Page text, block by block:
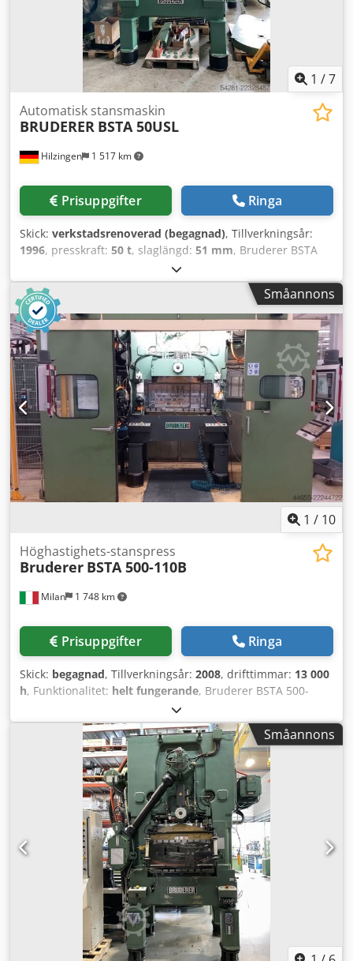
1 /7
Hilzingen 1 517 km
Automatisk stansmaskin
BRUDERER BSTA 50USL
Prisuppgifter Ringa
Skick: verkstadsrenoverad (begagnad), Tillverkningsår:
1996, presskraft: 50 t, slaglängd: 51 mm, Bruderer BSTA
50USL, - Bord 1100 mm - Maskinen är under renovering
och har fått en ny styrning. - Matningen kan väljas mellan
BBV eller servo. Kontakta oss för en detaljerad offert!
Crodpfx Ajzlqgioi Tef
Småannons
1 / 10
Milan 1 748 km
Höghastighets-stanspress
Bruderer BSTA 500-110B
Prisuppgifter Ringa
Skick: begagnad, Tillverkningsår: 2008, drifttimmar: 13 000
h, Funktionalitet: helt fungerande, Bruderer BSTA 500-
110B är en Schweiz-tillverkad högvarvspress med 500 kN
presskraft. Maskinen är utrustad med en BSV 75T dubbla
servodrivning för exakt tvåbanig bandmatning och når upp
till 750 slag per minut. Styrningen sker via en B2-
pekskärm. Nominell kraft: 500 kN (50 ton) Tillverkningsår:
2008 Slagtal: 100–750 slag/min (variabelt) Justerbar
slaglängd: 19 / 25 / 34 / 43 / 51 / 57 / 64 mm Stödsjustering:
64 mm Pressbordets mått: 1080 x 650 mm Styrning: B2,
IPC-baserad pekskärmsstyrning för press, programmerbart
minne för snabba omställningar BSV 75T
DUBBELSERVODRIVNING Typ: Tandem-dubbla
servodrivenheter, individuellt styrda banor Max.
bandbredd: 70 mm per bana Max. materialtjocklek: 2 mm
Matningslängd: variabel, fritt programmerbar
Matningsvinkel: variabel Pilotutlösningsvinkel: variabel
Csdpfx Ajzh Nnwsi Terf Inga klämmor/greppstänger –
Småannons